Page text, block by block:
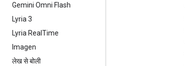
Gemini Omni Flash
Lyria 3
Lyria Real Time
Imagen
लेख से बोली